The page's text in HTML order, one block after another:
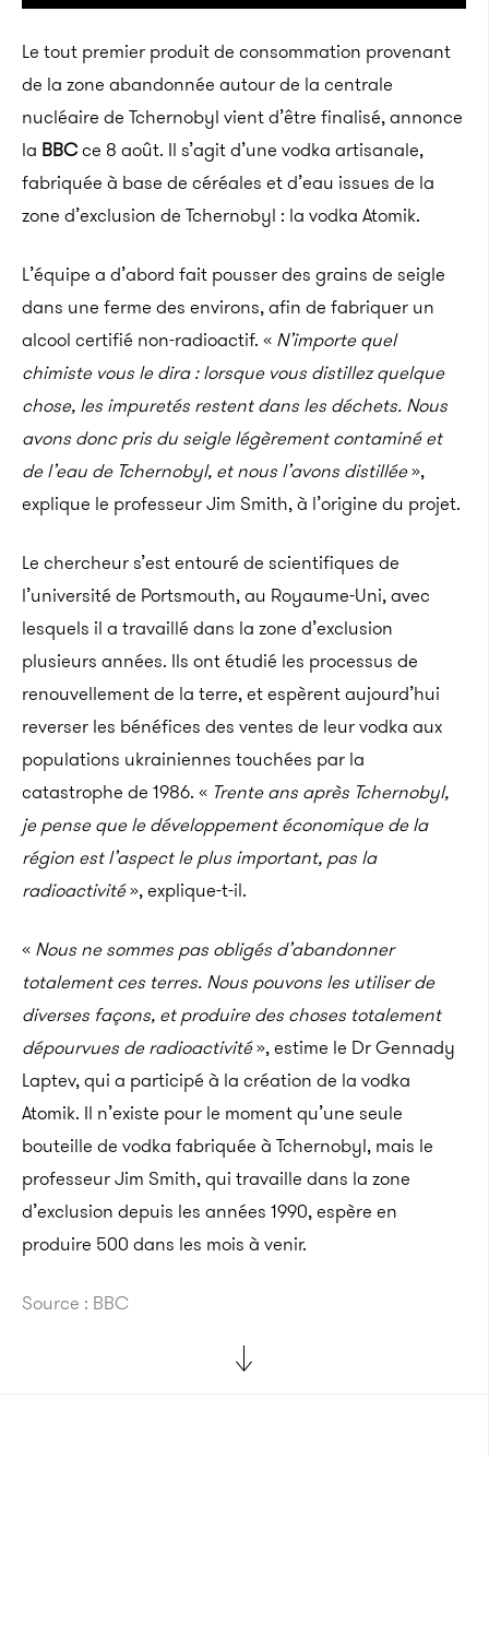
Le tout premier produit de consommation provenant
de la zone abandonnée autour de la centrale
nucléaire de Tchernobyl vient d’être finalisé, annonce
la BBCce 8 août. Il s’agit d’une vodka artisanale,
fabriquée à base de céréales et d’eau issues de la
zone d’exclusion de Tchernobyl : la vodka Atomik.
L’équipe a d’abord fait pousser des grains de seigle
dans une ferme des environs, afin de fabriquer un
alcool certifié non-radioactif. « N’importe quel
chimiste vous le dira : lorsque vous distillez quelque
chose, les impuretés restent dans les déchets. Nous
avons donc pris du seigle légèrement contaminé et
de l’eau de Tchernobyl, et nous l’avons distillée»,
explique le professeur Jim Smith, à l’origine du projet.
Le chercheur s’est entouré de scientifiques de
l’université de Portsmouth, au Royaume-Uni, avec
lesquels il a travaillé dans la zone d’exclusion
plusieurs années. Ils ont étudié les processus de
renouvellement de la terre, et espèrent aujourd’hui
reverser les bénéfices des ventes de leur vodka aux
populations ukrainiennes touchées par la
catastrophe de 1986. « Trente ans après Tchernobyl,
je pense que le développement économique de la
région est l’aspect le plus important, pas la
radioactivité», explique-t-il.
« Nous ne sommes pas obligés d’abandonner
totalement ces terres. Nous pouvons les utiliser de
diverses façons, et produire des choses totalement
dépourvues de radioactivité», estime le Dr Gennady
Laptev, qui a participé à la création de la vodka
Atomik. Il n’existe pour le moment qu’une seule
bouteille de vodka fabriquée à Tchernobyl, mais le
professeur Jim Smith, qui travaille dans la zone
d’exclusion depuis les années 1990, espère en
produire 500 dans les mois à venir.
Source : BBC